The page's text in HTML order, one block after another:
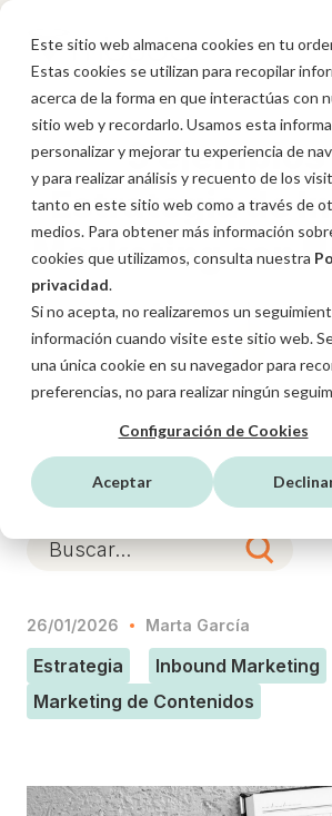
Este sitio web almacena cookies en tu
Estas cookies se utilizan para recopilar
acerca de la forma en que interactúas con
sitio web y recordarlo. Usamos esta
personalizar y mejorar tu experiencia de
y para realizar análisis y recuento de los
tanto en este sitio web como a través de
medios. Para obtener más información
cookies que utilizamos, consulta nuestra
privacidad.
Si no acepta, no realizaremos un
información cuando visite este sitio web.
una única cookie en su navegador para
preferencias, no para realizar ningún
Configuración de Cookies
Aceptar
9 ejemplos
Estrategia de
Marketing con
26/01/2026 Marta García
Estrategia
Inbound Marketing
Marketing de Contenidos